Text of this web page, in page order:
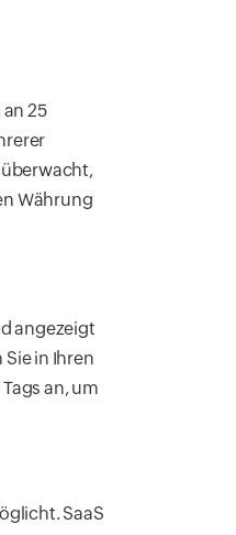
25
Währung
angezeigt
in Ihren
an, um
SaaS